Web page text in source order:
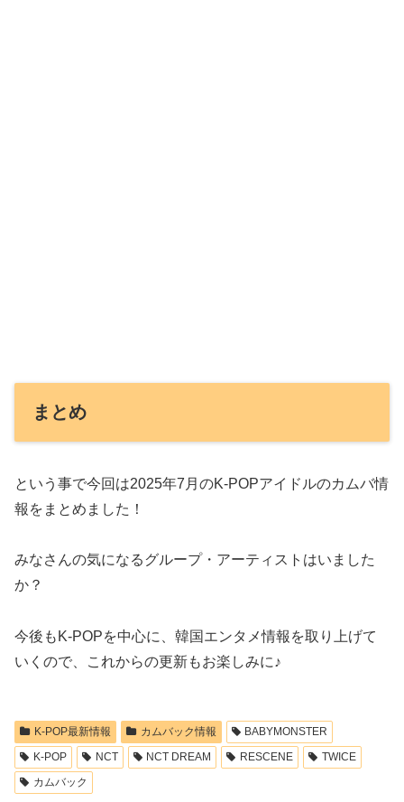
まとめ
という事で今回は2025年7月のK-POPアイドルのカムバ情
報をまとめました！
みなさんの気になるグループ・アーティストはいました
か？
今後もK-POPを中心に、韓国エンタメ情報を取り上げて
いくので、これからの更新もお楽しみに♪
K-POP最新情報 カムバック情報
BABYMONSTER
K-POP
NCT NCT DREAM RESCENE
TWICE
カムバック